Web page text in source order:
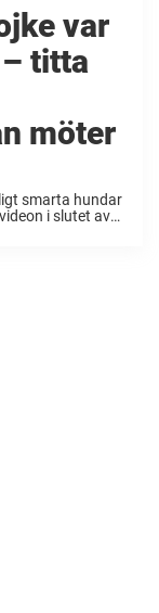
var
titta
möter
smarta hundar
i slutet av